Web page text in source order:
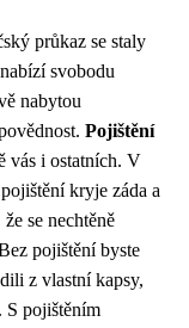
průkaz se staly
svobodu
nabytou
Pojištění
vás i ostatních. V
kryje záda a
se nechtěně
pojištění byste
z vlastní kapsy,
S pojištěním